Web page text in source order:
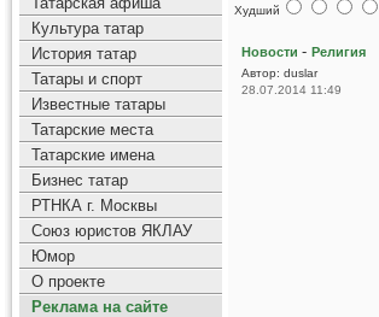
Культура татар
История татар
Татары и спорт
Известные татары
Татарские места
Татарские имена
Бизнес татар
РТНКА г. Москвы
Союз юристов ЯКЛАУ
Юмор
О проекте
Реклама на сайте
Худший
Новости - Религия
Автор: duslar
28.07.2014 11:49